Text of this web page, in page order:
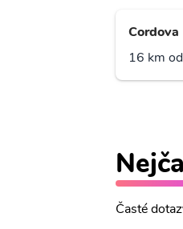
Cordova
16 km
Časté